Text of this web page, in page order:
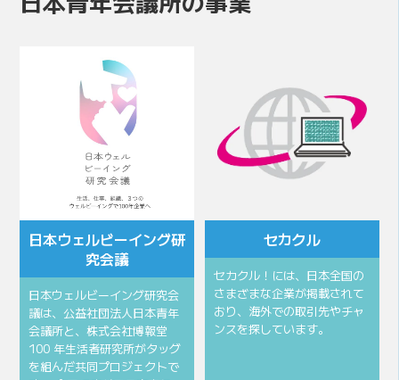
会頭挨拶
⽇本ウェルビーイング研
究会議
⽇本ウェルビーイング研究会
議は、公益社団法⼈⽇本⻘年
会議所と、株式会社博報堂
100 年⽣活者研究所がタッグ
を組んだ共同プロジェクトで
セカクル
セカクル！には、日本全国の
さまざまな企業が掲載されて
おり、海外での取引先やチャ
ンスを探しています。